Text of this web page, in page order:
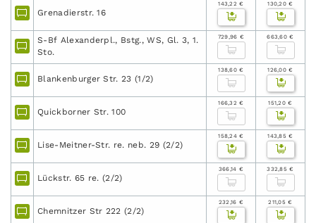
Grenadierstr. 16
143,22 € 130,20 €
S-Bf Alexanderpl., Bstg., WS, Gl. 3, 1.
Sto.
729,96 € 663,60 €
Blankenburger Str. 23 (1/2)
138,60 € 126,00 €
Quickborner Str. 100
166,32 € 151,20 €
Lise-Meitner-Str. re. neb. 29 (2/2)
158,24 € 143,85 €
Lückstr. 65 re. (2/2)
366,14 € 332,85 €
Chemnitzer Str 222 (2/2)
232,16 € 211,05 €